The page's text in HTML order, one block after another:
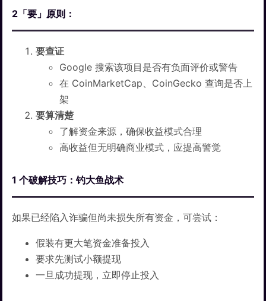
2「要」原则：
要查证
Google 搜索该项目是否有负面评价或警告
在 CoinMarketCap、CoinGecko 查询是否上
架
要算清楚
了解资金来源，确保收益模式合理
高收益但无明确商业模式，应提高警觉
1 个破解技巧：钓大鱼战术
如果已经陷入诈骗但尚未损失所有资金，可尝试：
假装有更大笔资金准备投入
要求先测试小额提现
一旦成功提现，立即停止投入